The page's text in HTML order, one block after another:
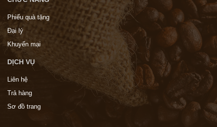
Phiếu quà tặng
Đại lý
Khuyến mại
DỊCH VỤ
Liên hệ
Trả hàng
Sơ đồ trang